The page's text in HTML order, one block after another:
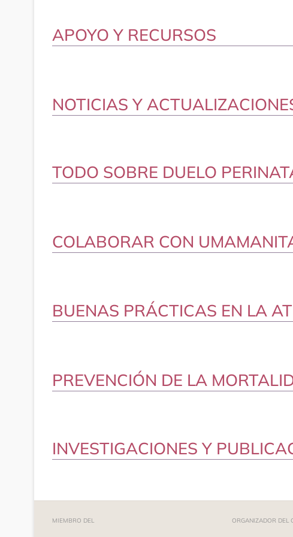
APOYO Y RECURSOS
NOTICIAS Y
TODO SOBRE DUELO
COLABORAR CON
BUENAS PRÁCTICAS EN LA
PREVENCIÓN DE LA
INVESTIGACIONES Y
MIEMBRO DEL ORGANIZADOR DEL